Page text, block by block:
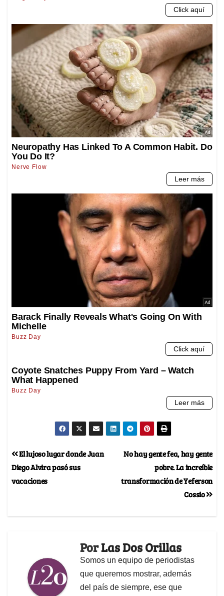
No hay gente fea, hay gente
pobre. La increíble
transformación de Yeferson
Cossio
El lujoso lugar donde Juan
Diego Alvira pasó sus
vacaciones
PorLas Dos Orillas
Somos un equipo de periodistas
que queremos mostrar, además
del país de siempre, ese que